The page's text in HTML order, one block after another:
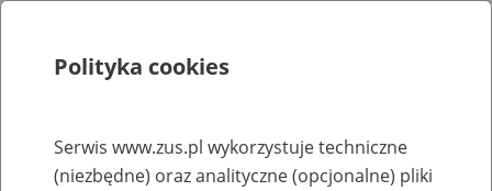
Rejestry, ewidencje i archiwa
Polityka cookies
Serwis www.zus.pl wykorzystuje techniczne
(niezbędne) oraz analityczne (opcjonalne) pliki